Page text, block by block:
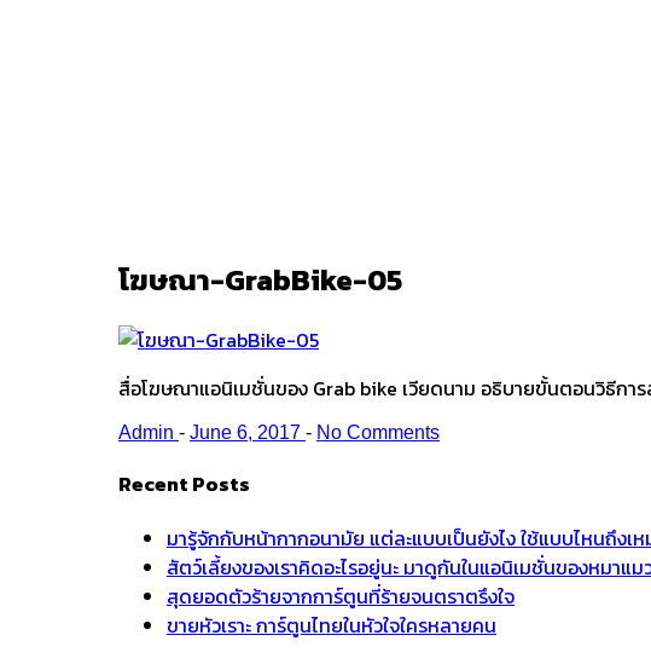
โฆษณา-GrabBike-05
สื่อโฆษณาแอนิเมชั่นของ Grab bike เวียดนาม อธิบายขั้นตอนวิธีการ
Admin - June 6, 2017 - No Comments
Recent Posts
มารู้จักกับหน้ากากอนามัย แต่ละแบบเป็นยังไง ใช้แบบไหนถึงเห
สัตว์เลี้ยงของเราคิดอะไรอยู่นะ มาดูกันในแอนิเมชั่นของหมาแม
สุดยอดตัวร้ายจากการ์ตูนที่ร้ายจนตราตรึงใจ
ขายหัวเราะ การ์ตูนไทยในหัวใจใครหลายคน